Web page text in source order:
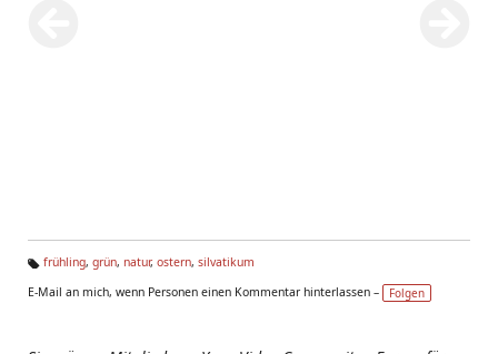
g
frühling, grün, natur, ostern, silvatikum
E-Mail an mich, wenn Personen einen Kommentar hinterlassen –
Folgen